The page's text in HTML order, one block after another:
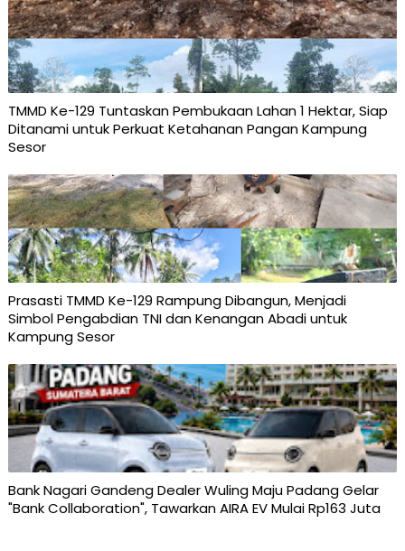
TMMD Ke-129 Tuntaskan Pembukaan Lahan 1 Hektar, Siap
Ditanami untuk Perkuat Ketahanan Pangan Kampung
Sesor
Prasasti TMMD Ke-129 Rampung Dibangun, Menjadi
Simbol Pengabdian TNI dan Kenangan Abadi untuk
Kampung Sesor
Bank Nagari Gandeng Dealer Wuling Maju Padang Gelar
"Bank Collaboration", Tawarkan AIRA EV Mulai Rp163 Juta